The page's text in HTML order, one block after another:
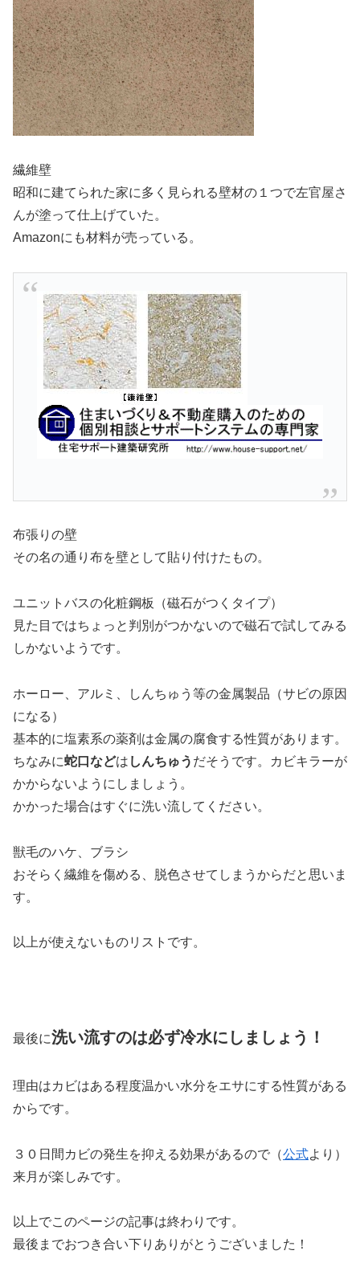
繊維壁
昭和に建てられた家に多く見られる壁材の１つで左官屋さ
んが塗って仕上げていた。
Amazonにも材料が売っている。
布張りの壁
その名の通り布を壁として貼り付けたもの。
ユニットバスの化粧鋼板（磁石がつくタイプ）
見た目ではちょっと判別がつかないので磁石で試してみる
しかないようです。
ホーロー、アルミ、しんちゅう等の金属製品（サビの原因
になる）
基本的に塩素系の薬剤は金属の腐食する性質があります。
ちなみに蛇口などは しんちゅう だそうです。カビキラーが
かからないようにしましょう。
かかった場合はすぐに洗い流してください。
獣毛のハケ、ブラシ
おそらく繊維を傷める、脱色させてしまうからだと思いま
す。
以上が使えないものリストです。
最後に洗い流すのは必ず冷水にしましょう！
理由はカビはある程度温かい水分をエサにする性質がある
からです。
３０日間カビの発生を抑える効果があるので（公式より）
来月が楽しみです。
以上でこのページの記事は終わりです。
最後までおつき合い下りありがとうございました！